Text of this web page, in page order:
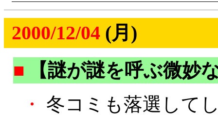
2000/12/04 (月)
■
【謎が謎を呼ぶ微妙
・
冬コミも落選して